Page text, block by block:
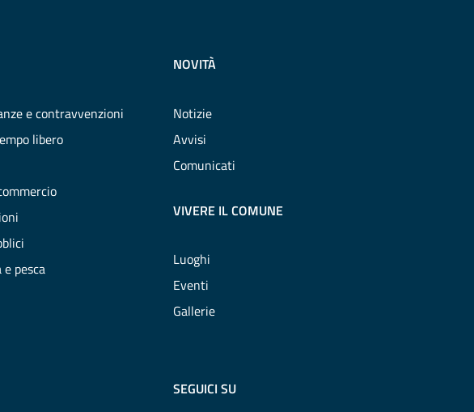
e contravvenzioni
libero
pesca
NOVITÀ
Notizie
Avvisi
Comunicati
VIVERE IL COMUNE
Luoghi
Eventi
Gallerie
SEGUICI SU